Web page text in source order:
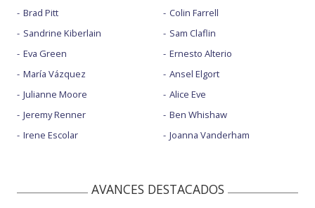
Brad Pitt
Sandrine Kiberlain
Eva Green
María Vázquez
Julianne Moore
Jeremy Renner
Irene Escolar
Colin Farrell
Sam Claflin
Ernesto Alterio
Ansel Elgort
Alice Eve
Ben Whishaw
Joanna Vanderham
AVANCES DESTACADOS